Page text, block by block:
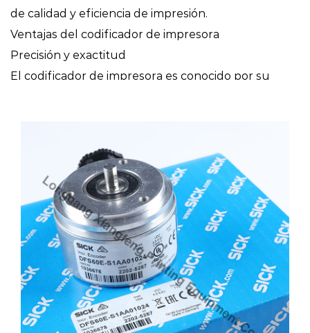
de calidad y eficiencia de impresión.
Ventajas del codificador de impresora
Precisión y exactitud
El codificador de impresora es conocido por su
se traducen en menos defectos de impresión y una
mayor productividad general.
Durabilidad y longevidad
Construido con materiales robustos, el codificador
de impresora está diseñado para soportar las duras
condiciones del entorno de impresión. Su
longevidad reduce la necesidad de reemplazos
frecuentes, lo que reduce los costos de
mantenimiento y el tiempo de inactividad.